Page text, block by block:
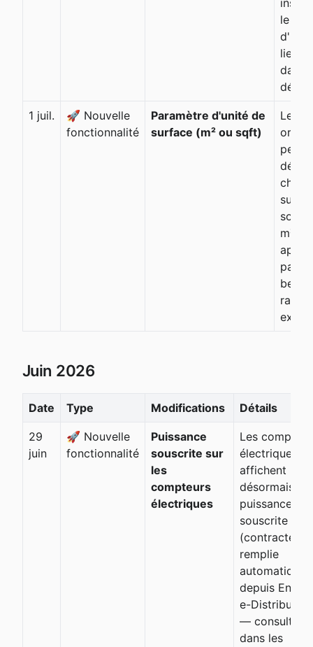
le
lieu
dans
1 juil.
🚀 Nouvelle
fonctionnalité
Paramètre d'unité de
surface (m² ou sqft)
Les
sont
m²
Juin 2026
Date Type Modifications Détails
29
juin
🚀 Nouvelle
fonctionnalité
Puissance
souscrite sur
les
compteurs
électriques
Les
électriques
affichent
désormais
puissance
souscrite
(contractée),
remplie
depuis
e-
—
dans les